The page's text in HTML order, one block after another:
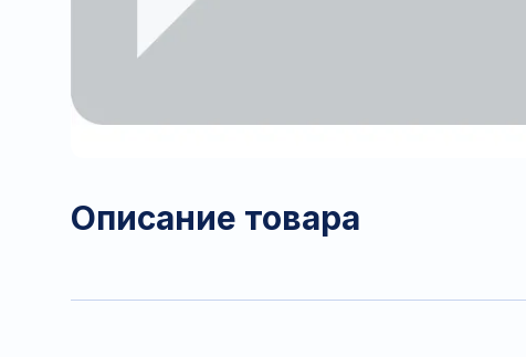
Описание товара